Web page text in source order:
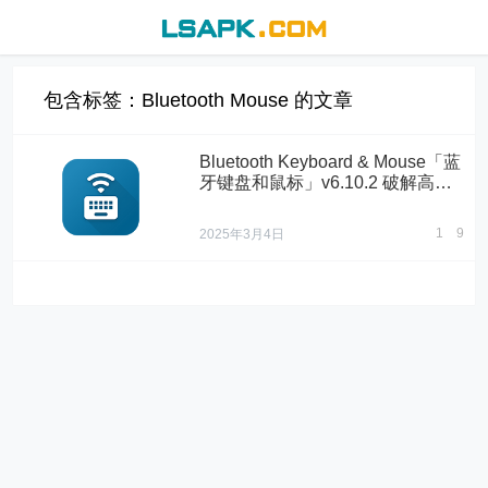
包含标签：Bluetooth Mouse 的文章
Bluetooth Keyboard & Mouse「蓝
牙键盘和鼠标」v6.10.2 破解高级
2025年3月4日 1 9